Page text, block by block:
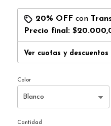
20% OFFcon
Precio final:
Ver cuotas y descuentos
Color
Cantidad